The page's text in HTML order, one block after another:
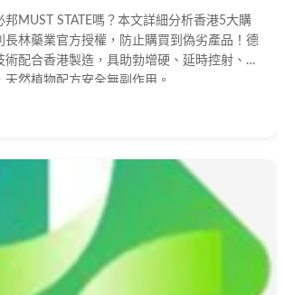
MUST STATE嗎？本文詳細分析香港5大購
長林藥業官方授權，防止購買到偽劣產品！德
術配合香港製造，具助勃增硬、延時控射、增
天然植物配方安全無副作用。